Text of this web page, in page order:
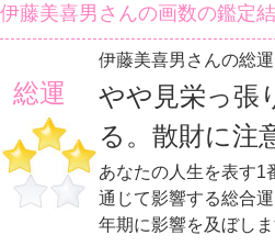
伊藤美喜男さんの画数の鑑定
総運
伊藤美喜男さんの総
やや見栄っ張
る。散財に注
あなたの人生を表す1
通じて影響する総合
年期に影響を及ぼしま